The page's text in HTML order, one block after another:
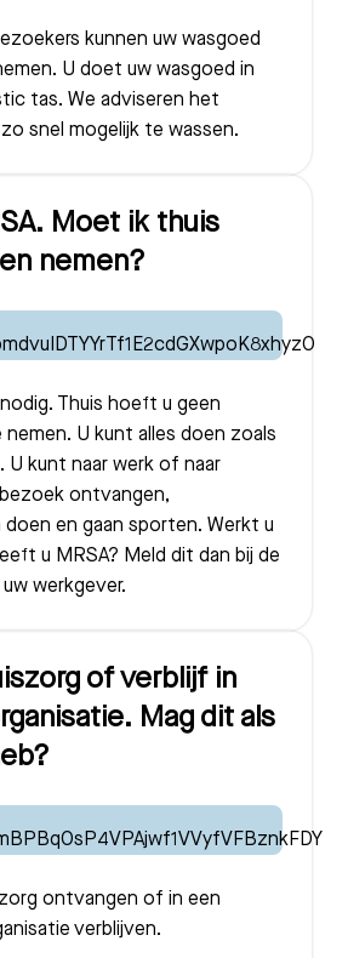
kunnen uw wasgoed
U doet uw wasgoed in
tas. We adviseren het
snel mogelijk te wassen.
Moet ik thuis
nemen?
Thuis hoeft u geen
U kunt alles doen zoals
U kunt naar werk of naar
ontvangen,
en gaan sporten. Werkt u
u MRSA? Meld dit dan bij de
werkgever.
of verblijf in
Mag dit als
ontvangen of in een
verblijven.